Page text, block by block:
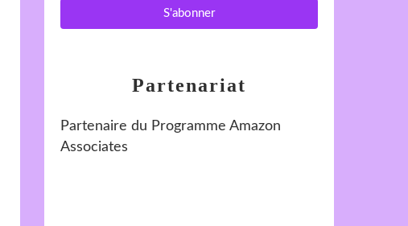
Partenariat
Partenaire du Programme Amazon
Associates